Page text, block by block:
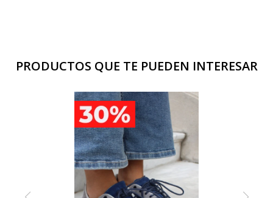
PRODUCTOS QUE TE PUEDEN INTERESAR